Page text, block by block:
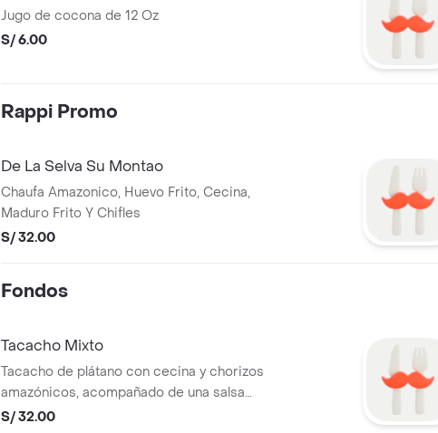
Jugo de cocona de 12 Oz
S/ 6.00
Rappi Promo
De La Selva Su Montao
Chaufa Amazonico, Huevo Frito, Cecina,
Maduro Frito Y Chifles
S/ 32.00
Fondos
Tacacho Mixto
Tacacho de plátano con cecina y chorizos
amazónicos, acompañado de una salsa
criolla.
S/ 32.00